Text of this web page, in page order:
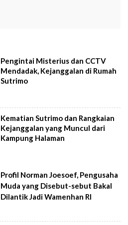
Pengintai Misterius dan CCTV
Mendadak, Kejanggalan di Rumah
Sutrimo
Kematian Sutrimo dan Rangkaian
Kejanggalan yang Muncul dari
Kampung Halaman
Profil Norman Joesoef, Pengusaha
Muda yang Disebut-sebut Bakal
Dilantik Jadi Wamenhan RI